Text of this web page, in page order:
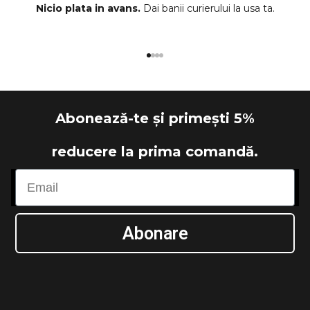
Nicio plata in avans.Dai banii curierului la usa ta.
Abonează-te și primești 5%
reducere la prima comandă.
Email
Abonare